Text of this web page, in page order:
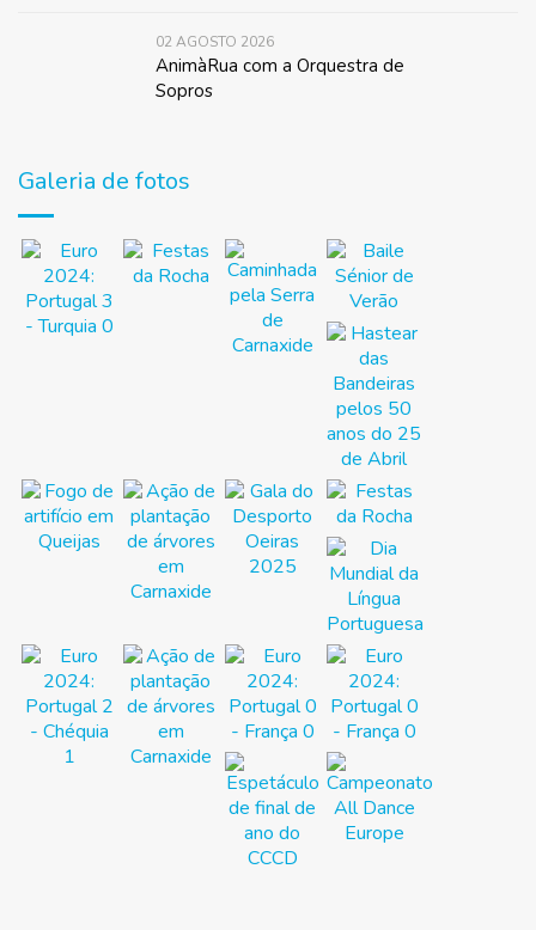
02 AGOSTO 2026
AnimàRua com a Orquestra de
Sopros
Galeria de fotos